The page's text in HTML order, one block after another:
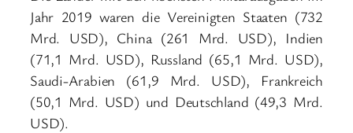
Jahr 2019 waren die Vereinigten Staaten (732
Mrd. USD), China (261 Mrd. USD), Indien
(71,1 Mrd. USD), Russland (65,1 Mrd. USD),
Saudi-Arabien (61,9 Mrd. USD), Frankreich
(50,1 Mrd. USD) und Deutschland (49,3 Mrd.
USD).